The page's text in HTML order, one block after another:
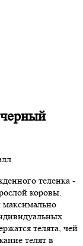
теленка -
коровы.
максимально
телята, чей
телят в